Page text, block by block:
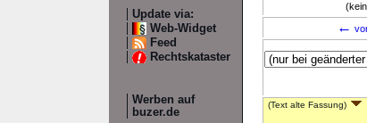
Update via:
Web-Widget
Feed
Rechtskataster
Werben auf
buzer.de
←
(Text alte Fassung)